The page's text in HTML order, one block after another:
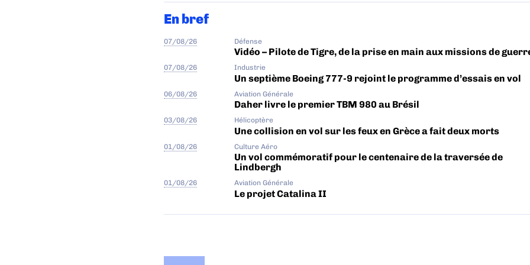
En bref
07/08/26 Défense
Vidéo – Pilote de Tigre, de la prise en main aux missions de
07/08/26 Industrie
Un septième Boeing 777-9 rejoint le programme d’essais en vol
06/08/26 Aviation Générale
Daher livre le premier TBM 980 au Brésil
03/08/26 Hélicoptère
Une collision en vol sur les feux en Grèce a fait deux morts
01/08/26 Culture Aéro
Un vol commémoratif pour le centenaire de la traversée de
Lindbergh
01/08/26 Aviation Générale
Le projet Catalina II